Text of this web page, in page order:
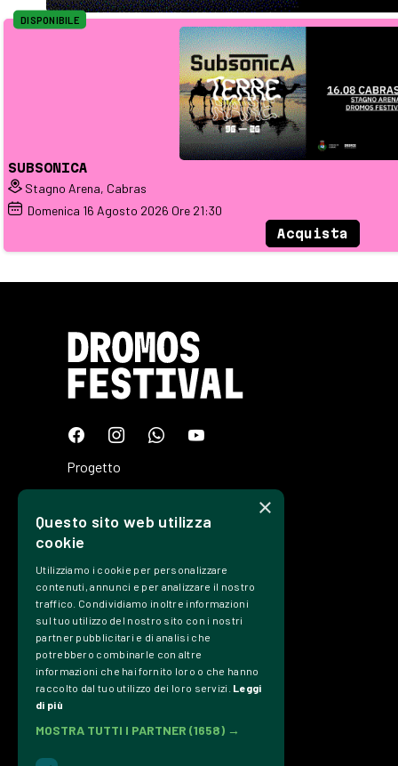
SUBSONICA
Stagno Arena, Cabras
Domenica 16 Agosto 2026 Ore 21:30
DISPONIBILE
Acquista
Progetto
Tickets
Precedenti
Contatti
Trasparenza
Privacy Policy
×
Questo sito web utilizza
cookie
Utilizziamo i cookie per personalizzare
contenuti, annunci e per analizzare il nostro
traffico. Condividiamo inoltre informazioni
sul tuo utilizzo del nostro sito con i nostri
partner pubblicitari e di analisi che
potrebbero combinarle con altre
informazioni che hai fornito loro o che hanno
raccolto dal tuo utilizzo dei loro servizi. Leggi
di più
MOSTRA TUTTI I PARTNER (1658) →